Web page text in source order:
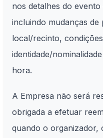
nos detalhes do
incluindo mudanças
local/recinto,
identidade/
hora.
A Empresa não será
obrigada a efetuar
quando o organizador,